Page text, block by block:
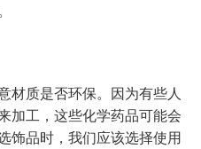
材质是否环保。因为有些人
加工，这些化学药品可能会
饰品时，我们应该选择使用